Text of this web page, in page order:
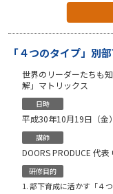
「４つのタイプ」別
世界のリーダーたちも
解」マトリックス
日時
平成30年10月19日（金
講師
DOORS PRODUCE 代
研修目的
部下育成に活かす「４